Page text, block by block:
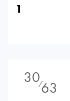
1
30⁄63